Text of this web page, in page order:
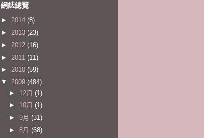
網誌總覽
► 2014 (8)
► 2013 (23)
► 2012 (16)
► 2011 (11)
► 2010 (59)
▼ 2009 (484)
► 12月 (1)
► 10月 (1)
► 9月 (31)
► 8月 (68)